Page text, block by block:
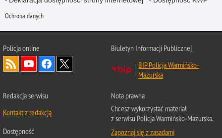
Ochrona danych
Policja online
Biuletyn Informacji Publicznej
BIP Policja Warmińsko-
Mazurska
Redakcja serwisu
Kontakt z redakcją
Dostępność
Nota prawna
Chcesz wykorzystać materiał
z serwisu Policja Warmińsko-Mazurska.
Zapoznaj się z zasadami